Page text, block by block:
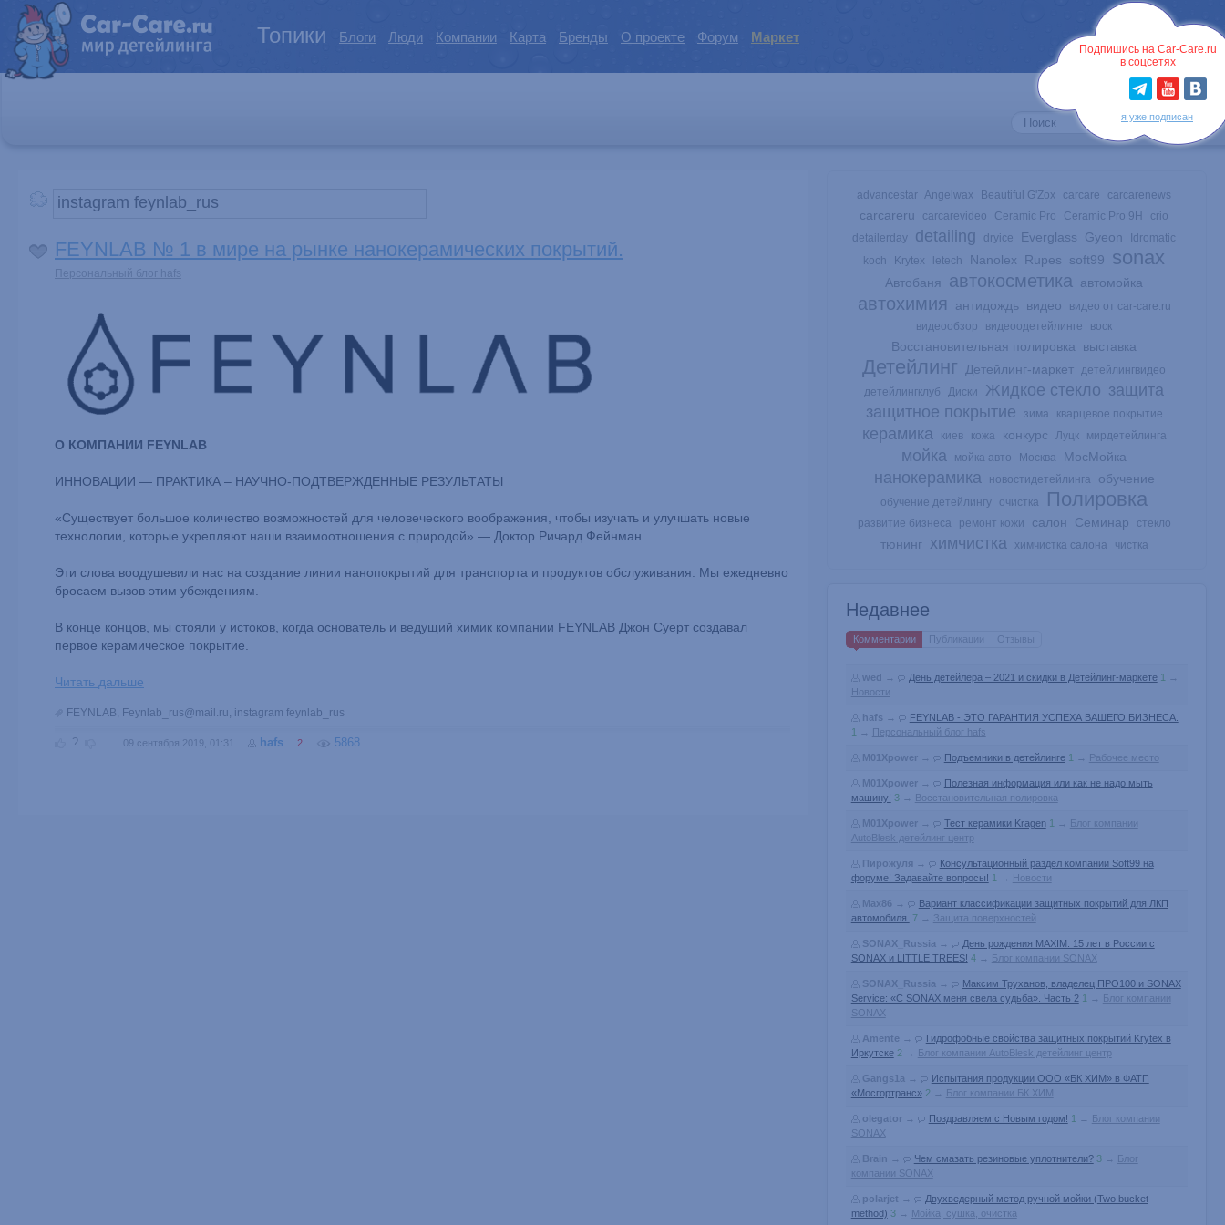
Топики Блоги Люди Компании Карта Бренды О проекте Форум Маркет
Подпишись на Car-Care.ru
в соцсетях
я уже подписан
FEYNLAB № 1 в мире на рынке нанокерамических покрытий.
Персональный блог hafs
О КОМПАНИИ FEYNLAB
ИННОВАЦИИ — ПРАКТИКА – НАУЧНО-ПОДТВЕРЖДЕННЫЕ РЕЗУЛЬТАТЫ
«Существует большое количество возможностей для человеческого воображения, чтобы изучать и улучшать новые
технологии, которые укрепляют наши взаимоотношения с природой» — Доктор Ричард Фейнман
Эти слова воодушевили нас на создание линии нанопокрытий для транспорта и продуктов обслуживания. Мы ежедневно
бросаем вызов этим убеждениям.
В конце концов, мы стояли у истоков, когда основатель и ведущий химик компании FEYNLAB Джон Суерт создавал
первое керамическое покрытие.
Читать дальше
FEYNLAB, Feynlab_rus@mail.ru, instagram feynlab_rus
? 09 сентября 2019, 01:31 hafs 2 5868
advancestar Angelwax Beautiful G'Zox carcare carcarenews
carcareru carcarevideo Ceramic Pro Ceramic Pro 9H
crio
detailerday
detailing dryice Everglass Gyeon
Idromatic
koch
Krytex letech Nanolex Rupes soft99 sonax
Автобаня автокосметика автомойка
автохимия антидождь видео
видео от car-care.ru
видеообзор
видеоодетейлинге воск
Восстановительная полировка выставка
Детейлинг Детейлинг-маркет
детейлингвидео
детейлингклуб
Диски Жидкое стекло защита
защитное покрытие
зима кварцевое покрытие
керамика киев кожа конкурс Луцк мирдетейлинга
мойка мойка авто Москва МосМойка
нанокерамика новостидетейлинга обучение
обучение детейлингу очистка Полировка
развитие бизнеса ремонт кожи салон Семинар стекло
тюнинг химчистка химчистка салона чистка
Недавнее
Комментарии Публикации Отзывы
wed → День детейлера – 2021 и скидки в Детейлинг-маркете 1
→
Новости
hafs →
FEYNLAB - ЭТО ГАРАНТИЯ УСПЕХА ВАШЕГО БИЗНЕСА.
1
→ Персональный блог hafs
M01Xpower→ Подъемники в детейлинге 1 → Рабочее место
M01Xpower→
Полезная информация или как не надо мыть
машину! 3→ Восстановительная полировка
M01Xpower→ Тест керамики Kragen 1 → Блог компании
AutoBlesk детейлинг центр
Пирожуля →
Консультационный раздел компании Soft99 на
форуме! Задавайте вопросы! 1 → Новости
Max86 →
Вариант классификации защитных покрытий для ЛКП
автомобиля.
7→ Защита поверхностей
SONAX_Russia →
День рождения MAXIM: 15 лет в России с
SONAX и LITTLE TREES! 4→ Блог компании SONAX
SONAX_Russia →
Максим Труханов, владелец ПРО100 и SONAX
Service: «С SONAX меня свела судьба». Часть 2 1 → Блог компании
SONAX
Amente →
Гидрофобные свойства защитных покрытий Krytex в
Иркутске 2 → Блог компании AutoBlesk детейлинг центр
Gangs1a →
Испытания продукции ООО «БК ХИМ» в ФАТП
«Мосгортранс» 2 → Блог компании БК ХИМ
olegator→ Поздравляем с Новым годом! 1 → Блог компании
SONAX
Brain → Чем смазать резиновые уплотнители? 3→ Блог
компании SONAX
polarjet →
Двухведерный метод ручной мойки (Two bucket
method) 3→ Мойка, сушка, очистка